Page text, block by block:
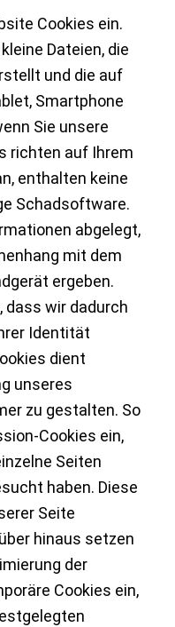
Cookies ein.
Dateien, die
und die auf
Smartphone
Sie unsere
richten auf Ihrem
enthalten keine
Schadsoftware.
abgelegt,
mit dem
ergeben.
dass wir dadurch
Identität
dient
unseres
zu gestalten. So
Cookies ein,
Seiten
haben. Diese
Seite
hinaus setzen
der
Cookies ein,